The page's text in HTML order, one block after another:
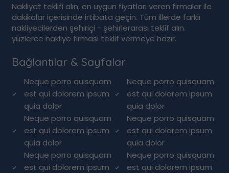
Nakliyat teklifi alın, en uygun fiyatları veren firmalar ile
dakikalar içerisinde irtibata geçin. Tüm illerde farklı
nakliyecilerden şehiriçi - şehirlerarası teklif alın.
yüzlerce nakliye firması teklif vermeye hazır.
Bağlantılar & Sayfalar
Neque porro quisquam
est qui dolorem ipsum
quia dolor
Neque porro quisquam
est qui dolorem ipsum
quia dolor
Neque porro quisquam
est qui dolorem ipsum
quia dolor
Neque porro quisquam
est qui dolorem ipsum
quia dolor
Neque porro quisquam
est qui dolorem ipsum
Neque porro quisquam
est qui dolorem ipsum